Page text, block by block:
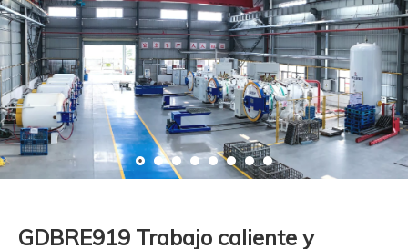
Productos
Solicitud
Capacidad
Sobre nosotros
Recurso
Contáctenos
Pусский
GDBRE919 Trabajo caliente y